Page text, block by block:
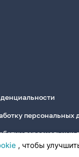
персональных
, чтобы